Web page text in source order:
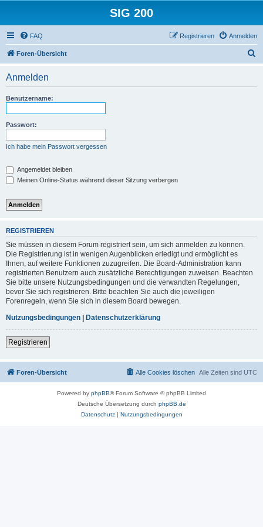
SIG 200
FAQ Anmelden
Registrieren
Foren-Übersicht
Anmelden
Benutzername:
Passwort:
Ich habe mein Passwort vergessen
Angemeldet bleiben
Meinen Online-Status während dieser Sitzung verbergen
REGISTRIEREN
Sie müssen in diesem Forum registriert sein, um sich anmelden zu können.
Die Registrierung ist in wenigen Augenblicken erledigt und ermöglicht es
Ihnen, auf weitere Funktionen zuzugreifen. Die Board-Administration kann
registrierten Benutzern auch zusätzliche Berechtigungen zuweisen. Beachten
Sie bitte unsere Nutzungsbedingungen und die verwandten Regelungen,
bevor Sie sich registrieren. Bitte beachten Sie auch die jeweiligen
Forenregeln, wenn Sie sich in diesem Board bewegen.
Nutzungsbedingungen | Datenschutzerklärung
Registrieren
Foren-Übersicht Alle Zeiten sind UTC
Alle Cookies löschen
Powered by phpBB® Forum Software © phpBB Limited
Deutsche Übersetzung durch phpBB.de
Datenschutz| Nutzungsbedingungen